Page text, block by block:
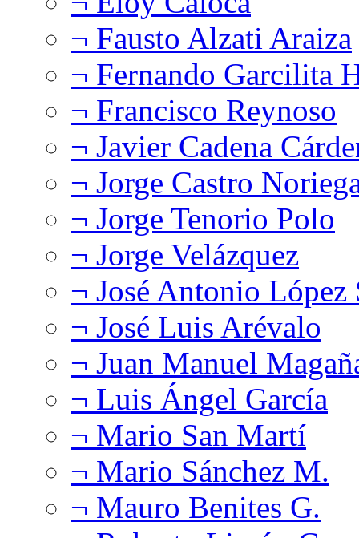
¬ Fausto Alzati Araiza
¬ Fernando Garcilita
¬ Francisco Reynoso
¬ Javier Cadena
¬ Jorge Castro
¬ Jorge Tenorio Polo
¬ Jorge Velázquez
¬ José Antonio López
¬ José Luis Arévalo
¬ Juan Manuel
¬ Luis Ángel García
¬ Mario San Martí
¬ Mario Sánchez M.
¬ Mauro Benites G.